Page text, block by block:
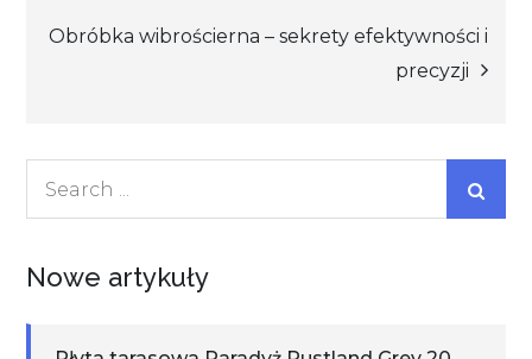
wpisu
Obróbka wibrościerna – sekrety efektywności i
precyzji
Nowe artykuły